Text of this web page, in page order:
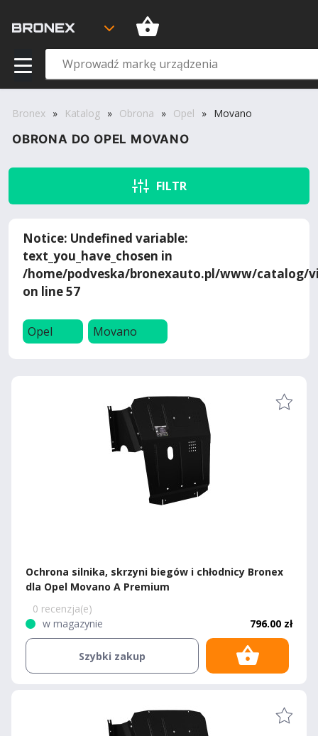
Bronex » Katalog » Obrona » Opel » Movano
OBRONA DO OPEL MOVANO
FILTR
Notice: Undefined variable:
text_you_have_chosen in
/home/podveska/bronexauto.pl/www/catalog/
on line57
Opel Movano
Ochrona silnika, skrzyni biegów i chłodnicy Bronex
dla Opel Movano A Premium
0 recenzja(e)
w magazynie
796.00 zł
Szybki zakup